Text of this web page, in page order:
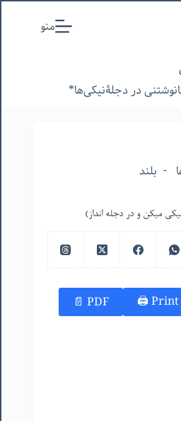
منو
در‌ دجلۀنیکی‌ها*
بلند
میکن و در دجله انداز)
Print 🖨
PDF 📄